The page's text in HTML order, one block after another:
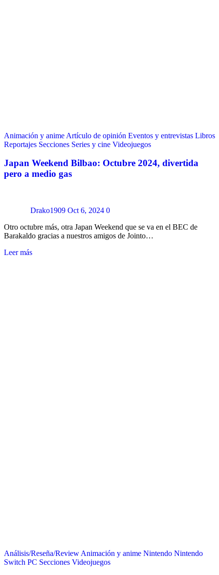
Animación y anime Artículo de opinión Eventos y entrevistas Libros
Reportajes Secciones Series y cine Videojuegos
Japan Weekend Bilbao: Octubre 2024, divertida
pero a medio gas
Drako1909 Oct 6, 2024 0
Otro octubre más, otra Japan Weekend que se va en el BEC de
Barakaldo gracias a nuestros amigos de Jointo…
Leer más
Análisis/Reseña/Review Animación y anime Nintendo Nintendo
Switch PC Secciones Videojuegos